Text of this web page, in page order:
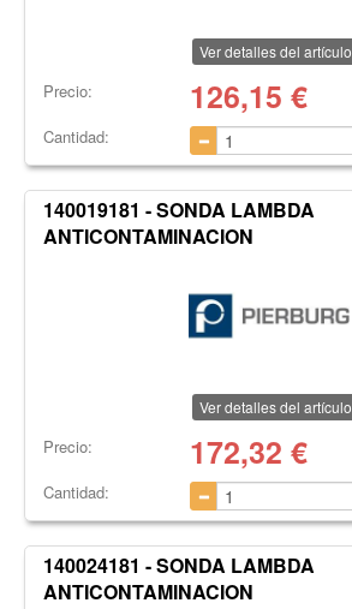
Ver detalles del artículo
Precio: 126,15 €
Cantidad:
140019181 - SONDA LAMBDA
ANTICONTAMINACION
Ver detalles del artículo
Precio: 172,32 €
Cantidad:
140024181 - SONDA LAMBDA
ANTICONTAMINACION